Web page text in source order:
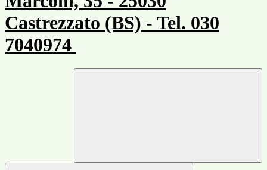
Castrezzato (BS) - Tel. 030
7040974